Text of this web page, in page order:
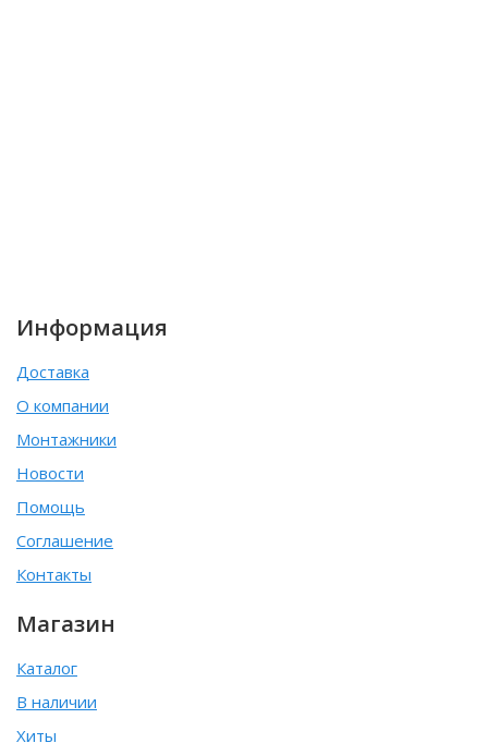
Информация
Доставка
О компании
Монтажники
Новости
Помощь
Соглашение
Контакты
Магазин
Каталог
В наличии
Хиты